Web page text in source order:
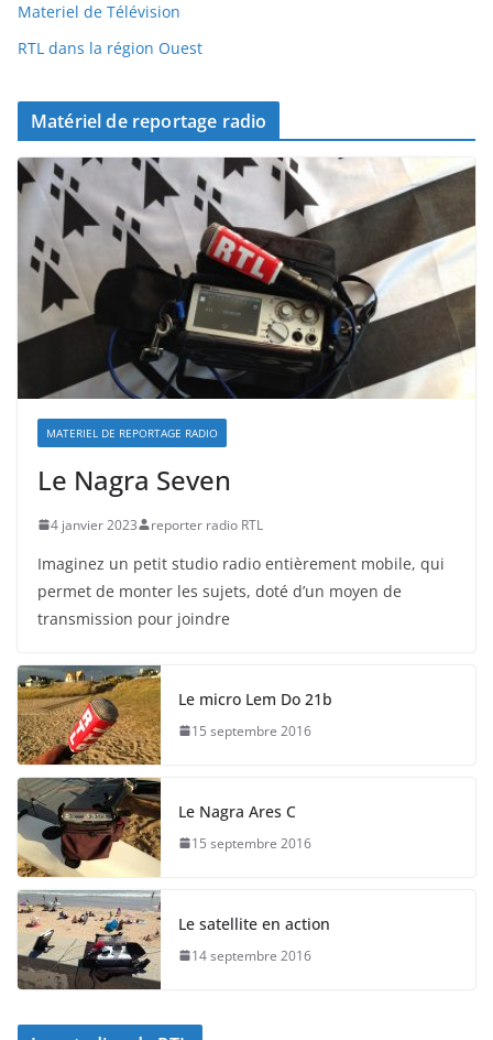
Materiel de Télévision
RTL dans la région Ouest
Matériel de reportage radio
MATERIEL DE REPORTAGE RADIO
Le Nagra Seven
4 janvier 2023 reporter radio RTL
Imaginez un petit studio radio entièrement mobile, qui
permet de monter les sujets, doté d’un moyen de
transmission pour joindre
Le micro Lem Do 21b
15 septembre 2016
Le Nagra Ares C
15 septembre 2016
Le satellite en action
14 septembre 2016